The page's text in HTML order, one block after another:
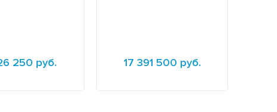
250 руб. 17 391 500 руб.